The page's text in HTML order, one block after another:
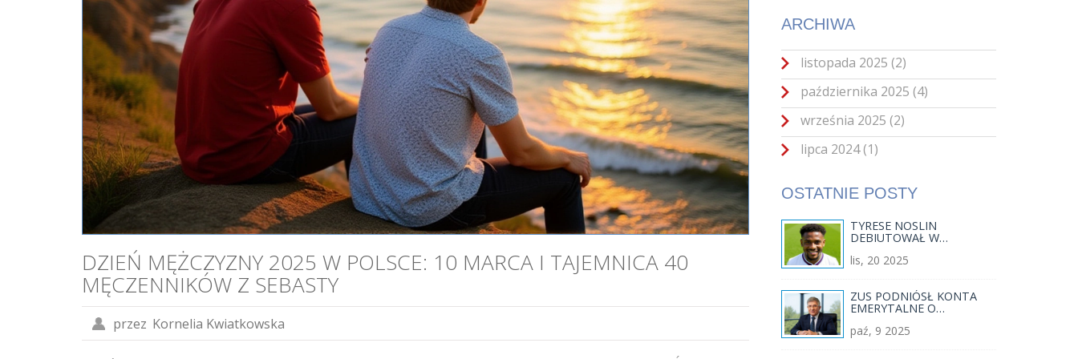
DZIEŃ MĘŻCZYZNY 2025 W POLSCE: 10 MARCA I TAJEMNICA 40
MĘCZENNIKÓW Z SEBASTY
przez Kornelia Kwiatkowska
ARCHIWA
listopada 2025(2)
października 2025(4)
września 2025(2)
lipca 2024(1)
OSTATNIE POSTY
TYRESE NOSLIN
DEBIUTOWAŁ W
TELSTAR PO 47 LATACH
lis, 20 2025
ZUS PODNIÓSŁ KONTA
EMERYTALNE O
ZŁ – PREZES DERDZIUK
paź, 9 2025